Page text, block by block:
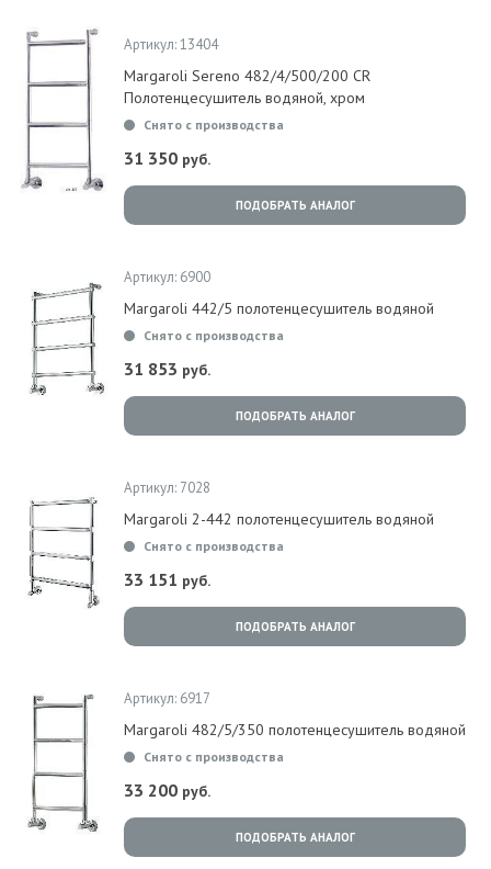
Артикул: 13404
Margaroli Sereno 482/4/500/200 CR
Полотенцесушитель водяной, хром
Снято с производства
31 350 руб.
ПОДОБРАТЬ АНАЛОГ
Артикул: 6900
Margaroli 442/5 полотенцесушитель водяной
Снято с производства
31 853 руб.
ПОДОБРАТЬ АНАЛОГ
Артикул: 7028
Margaroli 2-442 полотенцесушитель водяной
Снято с производства
33 151 руб.
ПОДОБРАТЬ АНАЛОГ
Артикул: 6917
Margaroli 482/5/350 полотенцесушитель водяной
Снято с производства
33 200 руб.
ПОДОБРАТЬ АНАЛОГ